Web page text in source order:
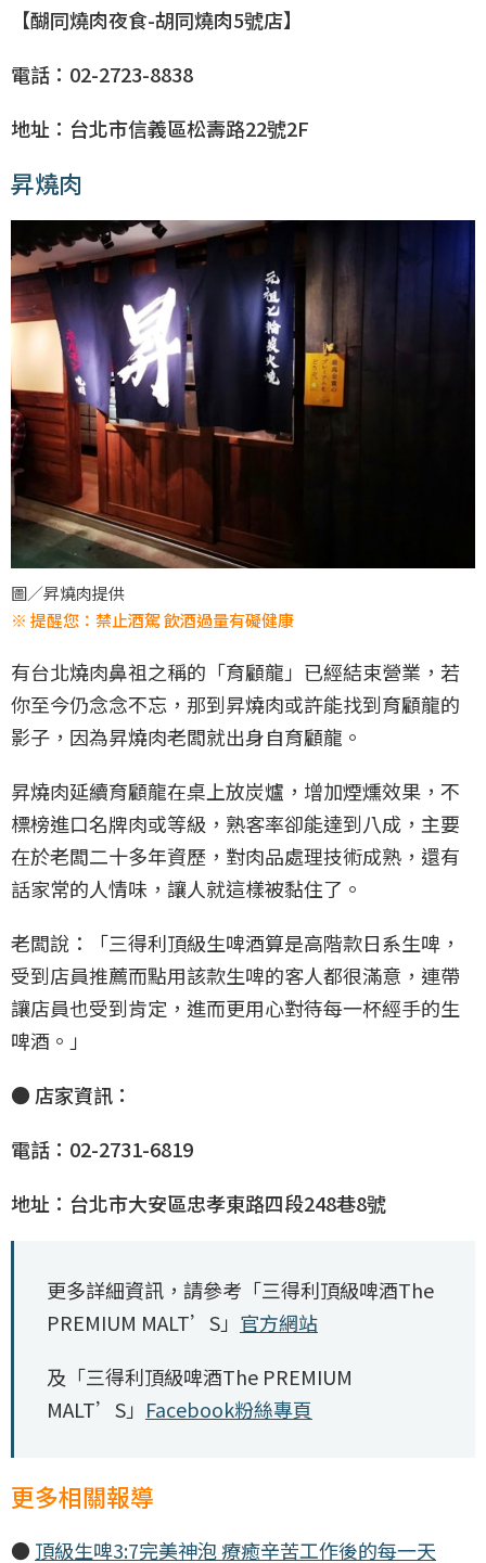
【醐同燒肉夜食-胡同燒肉5號店】
電話：02-2723-8838
地址：台北市信義區松壽路22號2F
昇燒肉
圖／昇燒肉提供
※ 提醒您：禁止酒駕 飲酒過量有礙健康
有台北燒肉鼻祖之稱的「育顧龍」已經結束營業，若
你至今仍念念不忘，那到昇燒肉或許能找到育顧龍的
影子，因為昇燒肉老闆就出身自育顧龍。
昇燒肉延續育顧龍在桌上放炭爐，增加煙燻效果，不
標榜進口名牌肉或等級，熟客率卻能達到八成，主要
在於老闆二十多年資歷，對肉品處理技術成熟，還有
話家常的人情味，讓人就這樣被黏住了。
老闆說：「三得利頂級生啤酒算是高階款日系生啤，
受到店員推薦而點用該款生啤的客人都很滿意，連帶
讓店員也受到肯定，進而更用心對待每一杯經手的生
啤酒。」
● 店家資訊：
電話：02-2731-6819
地址：台北市大安區忠孝東路四段248巷8號
更多詳細資訊，請參考「三得利頂級啤酒The
PREMIUM MALT’S」 官方網站
及「三得利頂級啤酒The PREMIUM
MALT’S」 Facebook粉絲專頁
更多相關報導
● 頂級生啤3:7完美神泡 療癒辛苦工作後的每一天